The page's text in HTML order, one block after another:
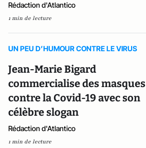
Rédaction d'Atlantico
1 min de lecture
UN PEU D’HUMOUR CONTRE LE VIRUS
Jean-Marie Bigard
commercialise des masques
contre la Covid-19 avec son
célèbre slogan
Rédaction d'Atlantico
1 min de lecture